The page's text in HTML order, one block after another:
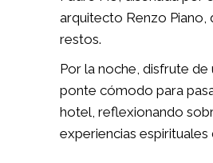
arquitecto Renzo Piano,
restos.
Por la noche, disfrute de
ponte cómodo para
hotel, reflexionando
experiencias espirituales